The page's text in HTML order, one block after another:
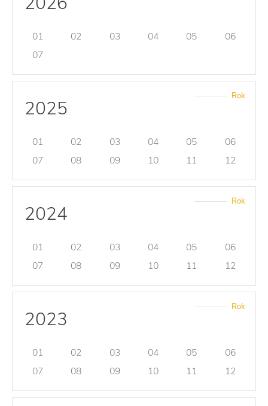
01 02 03 04 05
06
07
Rok
2025
01 02 03 04 05
06
07
08 09 10 11 12
Rok
2024
01 02 03 04 05
06
07
08 09 10 11 12
Rok
2023
01 02 03 04 05
06
07
08 09 10 11 12